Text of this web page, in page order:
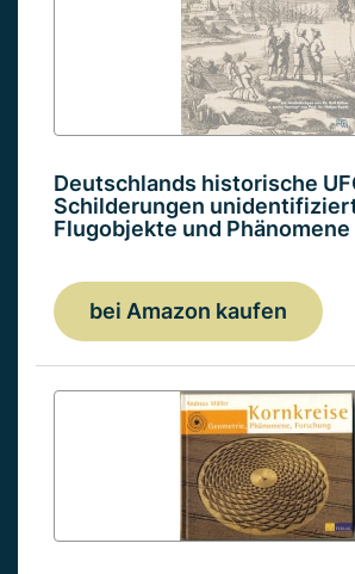
Deutschlands historische
Schilderungen
Flugobjekte und
bei Amazon kaufen